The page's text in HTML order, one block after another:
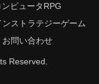
ンピュータRPG
ンストラテジーゲーム
お問い合わせ
Reserved.